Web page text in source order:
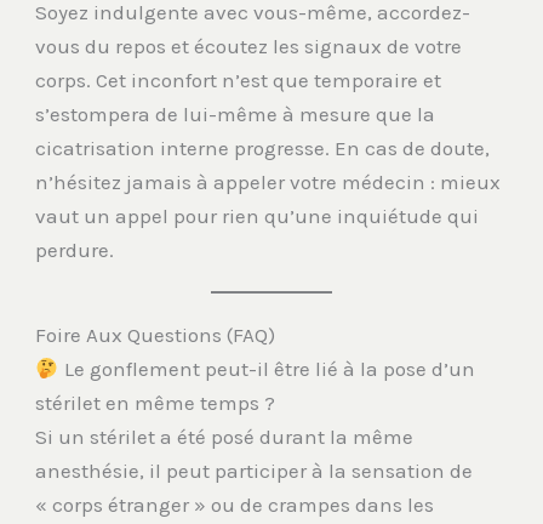
Soyez indulgente avec vous-même, accordez-
vous du repos et écoutez les signaux de votre
corps. Cet inconfort n’est que temporaire et
s’estompera de lui-même à mesure que la
cicatrisation interne progresse. En cas de doute,
n’hésitez jamais à appeler votre médecin : mieux
vaut un appel pour rien qu’une inquiétude qui
perdure.
Foire Aux Questions (FAQ)
Le gonflement peut-il être lié à la pose d’un
stérilet en même temps ?
Si un stérilet a été posé durant la même
anesthésie, il peut participer à la sensation de
« corps étranger » ou de crampes dans les